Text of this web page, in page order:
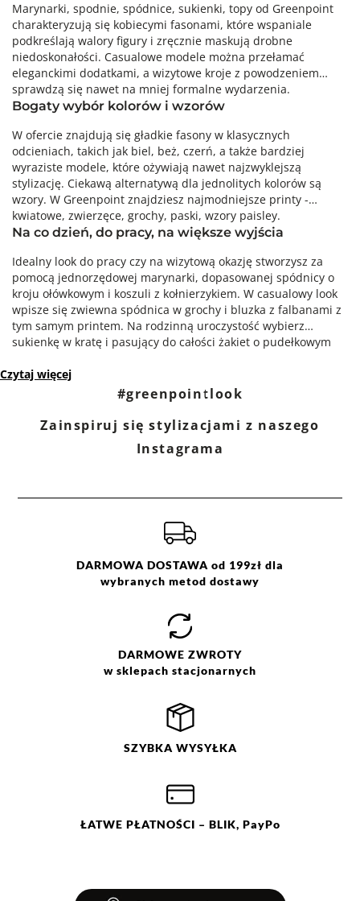
Marynarki, spodnie, spódnice, sukienki, topy od Greenpoint
charakteryzują się kobiecymi fasonami, które wspaniale
podkreślają walory figury i zręcznie maskują drobne
niedoskonałości. Casualowe modele można przełamać
eleganckimi dodatkami, a wizytowe kroje z powodzeniem
sprawdzą się nawet na mniej formalne wydarzenia.
Bogaty wybór kolorów i wzorów
W ofercie znajdują się gładkie fasony w klasycznych
odcieniach, takich jak biel, beż, czerń, a także bardziej
wyraziste modele, które ożywiają nawet najzwyklejszą
stylizację. Ciekawą alternatywą dla jednolitych kolorów są
wzory. W Greenpoint znajdziesz najmodniejsze printy -
kwiatowe, zwierzęce, grochy, paski, wzory paisley.
Na co dzień, do pracy, na większe wyjścia
Idealny look do pracy czy na wizytową okazję stworzysz za
pomocą jednorzędowej marynarki, dopasowanej spódnicy o
kroju ołówkowym i koszuli z kołnierzykiem. W casualowy look
wpisze się zwiewna spódnica w grochy i bluzka z falbanami z
tym samym printem. Na rodzinną uroczystość wybierz
sukienkę w kratę i pasujący do całości żakiet o pudełkowym
Czytaj więcej
#greenpointlook
Zainspiruj się stylizacjami z naszego
Instagrama
DARMOWA DOSTAWA od 199zł dla
wybranych metod dostawy
DARMOWE ZWROTY
w sklepach stacjonarnych
SZYBKA WYSYŁKA
ŁATWE PŁATNOŚCI – BLIK, PayPo